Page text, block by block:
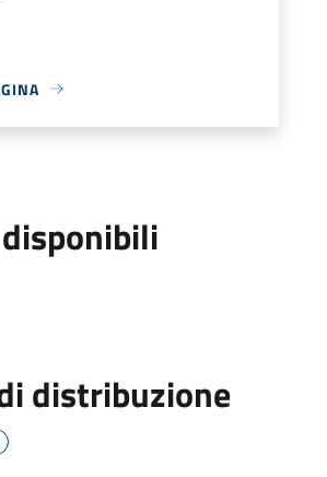
distribuzione